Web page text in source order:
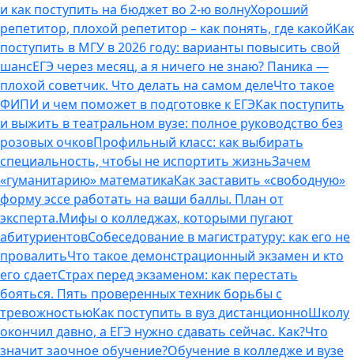
и как поступить на бюджет во 2‑ю волнуХороший
репетитор, плохой репетитор – как понять, где какойКак
поступить в МГУ в 2026 году: варианты повысить свой
шансЕГЭ через месяц, а я ничего не знаю? Паника —
плохой советчик. Что делать на самом делеЧто такое
ФИПИ и чем поможет в подготовке к ЕГЭКак поступить
и выжить в театральном вузе: полное руководство без
розовых очковПрофильный класс: как выбирать
специальность, чтобы не испортить жизньЗачем
«гуманитарию» математикаКак заставить «свободную»
форму эссе работать на ваши баллы. План от
эксперта.Мифы о колледжах, которыми пугают
абитуриентовСобеседование в магистратуру: как его не
провалитьЧто такое демонстрационный экзамен и кто
его сдаетСтрах перед экзаменом: как перестать
бояться. Пять проверенных техник борьбы с
тревожностьюКак поступить в вуз дистанционноШколу
окончил давно, а ЕГЭ нужно сдавать сейчас. Как?Что
значит заочное обучение?Обучение в колледже и вузе